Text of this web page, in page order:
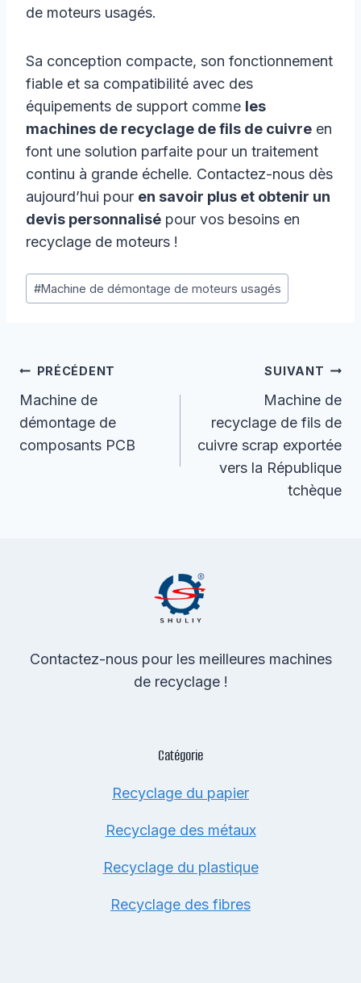
de moteurs usagés.
Sa conception compacte, son fonctionnement
fiable et sa compatibilité avec des
équipements de support comme les
machines de recyclage de fils de cuivre en
font une solution parfaite pour un traitement
continu à grande échelle. Contactez-nous dès
aujourd’hui pour en savoir plus et obtenir un
devis personnalisé pour vos besoins en
recyclage de moteurs !
Étiquettes
de
#Machine de démontage de moteurs usagés
Navigation
De
L’article
PRÉCÉDENT
Machine de
démontage de
composants PCB
SUIVANT
Machine de
recyclage de fils de
cuivre scrap exportée
vers la République
tchèque
Contactez-nous pour les meilleures machines
de recyclage !
Catégorie
Recyclage du papier
Recyclage des métaux
Recyclage du plastique
Recyclage des fibres